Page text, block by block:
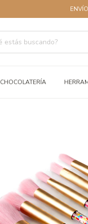
ENVÍOS A TODO
CHOCOLATERÍA